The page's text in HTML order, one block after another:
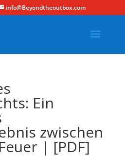
info@Beyondtheoutbox.com
Ein
zwischen
| [PDF]